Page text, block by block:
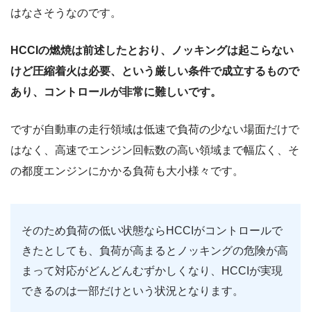
はなさそうなのです。
HCCIの燃焼は前述したとおり、ノッキングは起こらない
けど圧縮着火は必要、という厳しい条件で成立するもので
あり、コントロールが非常に難しいです。
ですが自動車の走行領域は低速で負荷の少ない場面だけで
はなく、高速でエンジン回転数の高い領域まで幅広く、そ
の都度エンジンにかかる負荷も大小様々です。
そのため負荷の低い状態ならHCCIがコントロールで
きたとしても、負荷が高まるとノッキングの危険が高
まって対応がどんどんむずかしくなり、HCCIが実現
できるのは一部だけという状況となります。